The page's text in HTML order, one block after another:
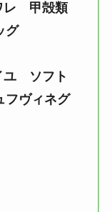
レ 甲殻類
グ
ユ ソフト
フヴィネグ